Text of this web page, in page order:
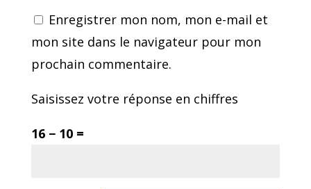
Enregistrer mon nom, mon e-mail et
mon site dans le navigateur pour mon
prochain commentaire.
Saisissez votre réponse en chiffres
16 − 10 =